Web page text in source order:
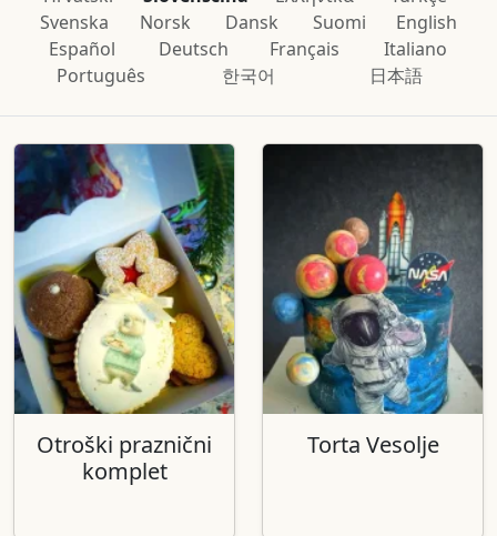
Svenska
Norsk Dansk Suomi
English
Español
Deutsch Français
Italiano
Português
한국어 日本語
Otroški praznični
komplet
Torta Vesolje